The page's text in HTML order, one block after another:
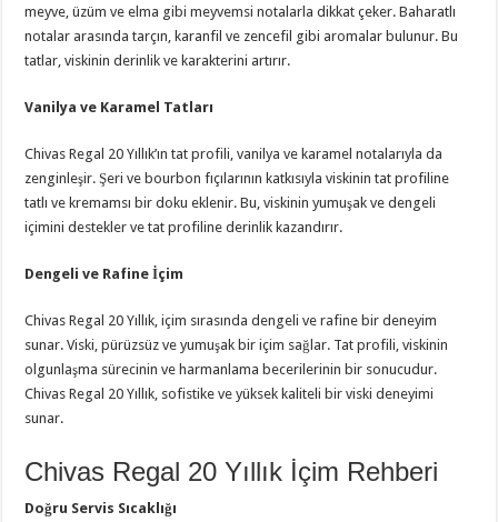
meyve, üzüm ve elma gibi meyvemsi notalarla dikkat çeker. Baharatlı
notalar arasında tarçın, karanfil ve zencefil gibi aromalar bulunur. Bu
tatlar, viskinin derinlik ve karakterini artırır.
Vanilya ve Karamel Tatları
Chivas Regal 20 Yıllık’ın tat profili, vanilya ve karamel notalarıyla da
zenginleşir. Şeri ve bourbon fıçılarının katkısıyla viskinin tat profiline
tatlı ve kremamsı bir doku eklenir. Bu, viskinin yumuşak ve dengeli
içimini destekler ve tat profiline derinlik kazandırır.
Dengeli ve Rafine İçim
Chivas Regal 20 Yıllık, içim sırasında dengeli ve rafine bir deneyim
sunar. Viski, pürüzsüz ve yumuşak bir içim sağlar. Tat profili, viskinin
olgunlaşma sürecinin ve harmanlama becerilerinin bir sonucudur.
Chivas Regal 20 Yıllık, sofistike ve yüksek kaliteli bir viski deneyimi
sunar.
Chivas Regal 20 Yıllık İçim Rehberi
Doğru Servis Sıcaklığı